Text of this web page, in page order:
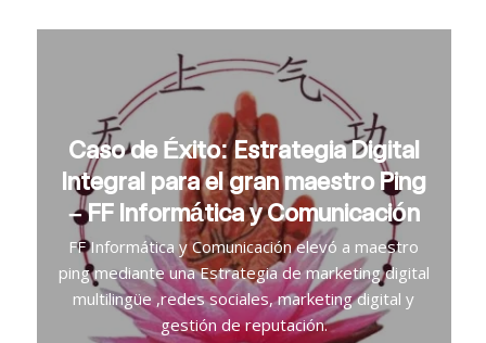
Caso de Éxito: Estrategia Digital
Integral para el gran maestro Ping
– FF Informática y Comunicación
FF Informática y Comunicación elevó a maestro
ping mediante una Estrategia de marketing digital
multilingüe ,redes sociales, marketing digital y
gestión de reputación.